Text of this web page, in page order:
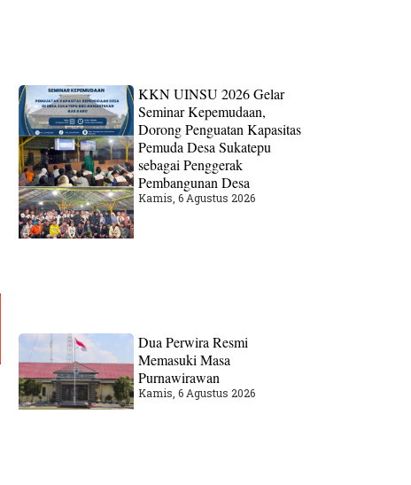
KKN UINSU 2026 Gelar
Seminar Kepemudaan,
Dorong Penguatan Kapasitas
Pemuda Desa Sukatepu
sebagai Penggerak
Pembangunan Desa
Kamis, 6 Agustus 2026
Dua Perwira Resmi
Memasuki Masa
Purnawirawan
Kamis, 6 Agustus 2026